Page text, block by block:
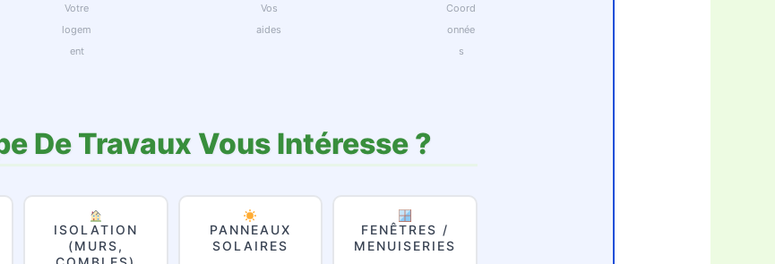
Votre
logem
ent
Vos
aides
Coord
onnée
s
De Travaux Vous Intéresse ?
ISOLATION
(MURS,
PANNEAUX
SOLAIRES
FENÊTRES /
MENUISERIES